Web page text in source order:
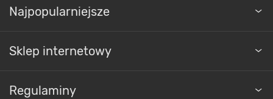
Najpopularniejsze
Sklep internetowy
Regulaminy